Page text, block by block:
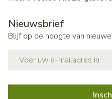
Nieuwsbrief
Blijf op de hoogte van